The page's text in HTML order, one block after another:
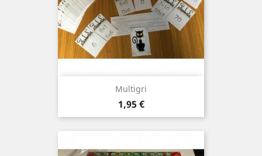
Multigri
Prix
1,95 €